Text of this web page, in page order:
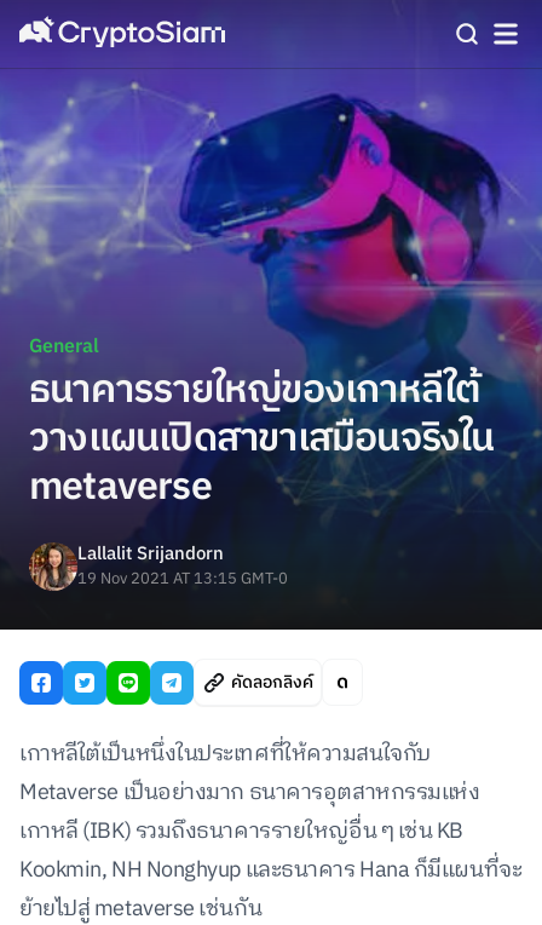
General
ธนาคารรายใหญ่ของเกาหลีใต้
วางแผนเปิดสาขาเสมือนจริงใน
metaverse
Lallalit Srijandorn
19 Nov 2021 AT 13:15 GMT-0
คัดลอกลิงค์
เกาหลีใต้เป็นหนึ่งในประเทศที่ให้ความสนใจกับ
Metaverse เป็นอย่างมาก ธนาคารอุตสาหกรรมแห่ง
เกาหลี (IBK) รวมถึงธนาคารรายใหญ่อื่น ๆ เช่น KB
Kookmin, NH Nonghyup และธนาคาร Hana ก็มีแผนที่จะ
ย้ายไปสู่ ​​metaverse เช่นกัน